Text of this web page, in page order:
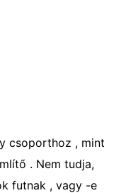
csoporthoz , mint
. Nem tudja,
futnak , vagy -e